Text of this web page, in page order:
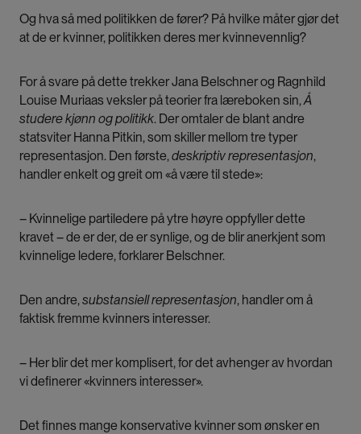
Og hva så med politikken de fører? På hvilke måter gjør det
at de er kvinner, politikken deres mer kvinnevennlig?
For å svare på dette trekker Jana Belschner og Ragnhild
Louise Muriaas veksler på teorier fra læreboken sin,Å
studere kjønn og politikk. Der omtaler de blant andre
statsviter Hanna Pitkin, som skiller mellom tre typer
representasjon. Den første,deskriptiv representasjon,
handler enkelt og greit om «å være til stede»:
– Kvinnelige partiledere på ytre høyre oppfyller dette
kravet – de er der, de er synlige, og de blir anerkjent som
kvinnelige ledere, forklarer Belschner.
Den andre,substansiell representasjon, handler om å
faktisk fremme kvinners interesser.
– Her blir det mer komplisert, for det avhenger av hvordan
vi definerer «kvinners interesser».
Det finnes mange konservative kvinner som ønsker en